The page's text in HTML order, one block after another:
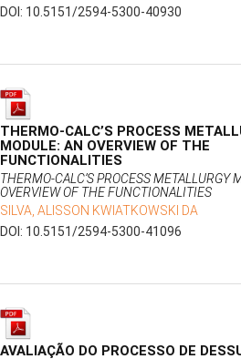
DOI: 10.5151/2594-5300-40930
THERMO-CALC’S PROCESS
MODULE: AN OVERVIEW OF THE
FUNCTIONALITIES
THERMO-CALC’S PROCESS METALLURGY
OVERVIEW OF THE FUNCTIONALITIES
SILVA, ALISSON KWIATKOWSKI DA
DOI: 10.5151/2594-5300-41096
AVALIAÇÃO DO PROCESSO DE